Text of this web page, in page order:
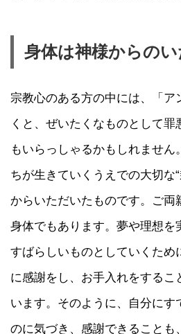
身体は神様からの
宗教心のある方の中には、「ア
くと、ぜいたくなものとして
もいらっしゃるかもしれません
ちが生きていくうえでの大切な
からいただいたものです。ご両
身体でもあります。夢や理想を
すばらしいものとしていくため
に感謝をし、お手入れをするこ
います。そのように、自分にす
のに気づき、感謝できることも